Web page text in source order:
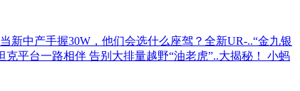
当新中产手握30W，他们会选什么座驾？全新UR-..“金九银
克平台一路相伴 告别大排量越野“油老虎”..大揭秘！ 小蚂